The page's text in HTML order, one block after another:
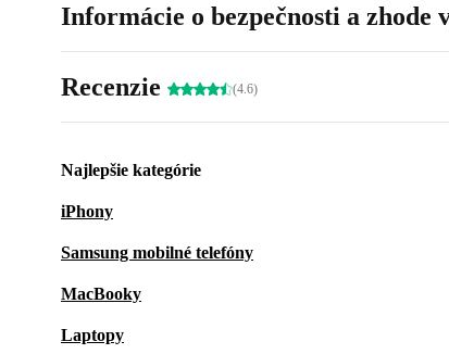
Informácie o bezpečnosti a zhode
Recenzie (4.6)
Najlepšie kategórie
iPhony
Samsung mobilné telefóny
MacBooky
Laptopy